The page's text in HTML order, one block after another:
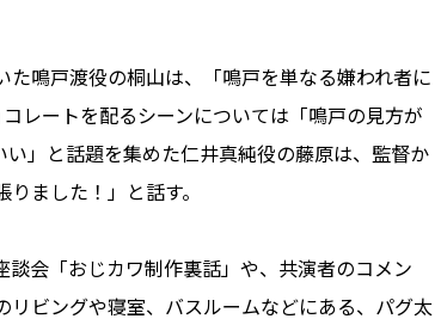
鳴戸渡役の桐山は、「鳴戸を単なる嫌われ者に
レートを配るシーンについては「鳴戸の見方が
」と話題を集めた仁井真純役の藤原は、監督か
ました！」と話す。
会「おじカワ制作裏話」や、共演者のコメン
ビングや寝室、バスルームなどにある、パグ太